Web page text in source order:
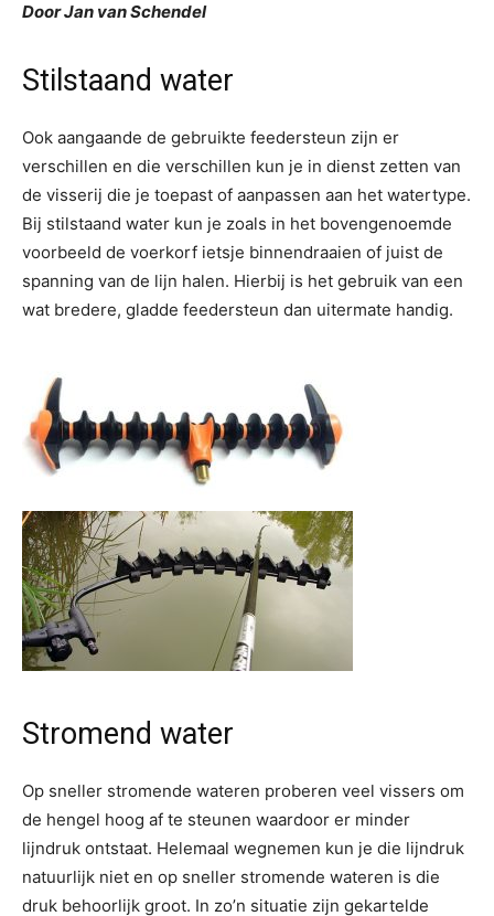
Door Jan van Schendel
Stilstaand water
Ook aangaande de gebruikte feedersteun zijn er
verschillen en die verschillen kun je in dienst zetten van
de visserij die je toepast of aanpassen aan het watertype.
Bij stilstaand water kun je zoals in het bovengenoemde
voorbeeld de voerkorf ietsje binnendraaien of juist de
spanning van de lijn halen. Hierbij is het gebruik van een
wat bredere, gladde feedersteun dan uitermate handig.
Stromend water
Op sneller stromende wateren proberen veel vissers om
de hengel hoog af te steunen waardoor er minder
lijndruk ontstaat. Helemaal wegnemen kun je die lijndruk
natuurlijk niet en op sneller stromende wateren is die
druk behoorlijk groot. In zo’n situatie zijn gekartelde